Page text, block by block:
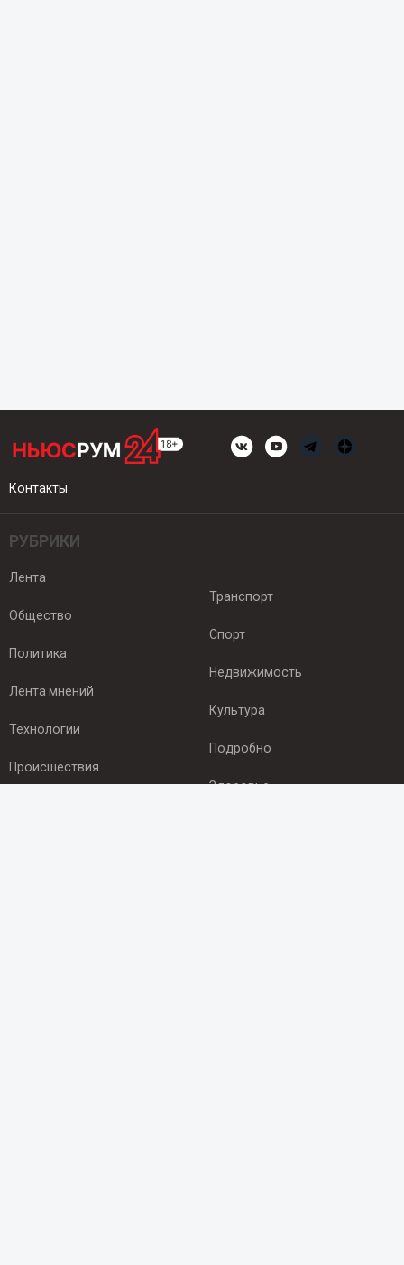
Контакты
РУБРИКИ
Лента
Общество
Политика
Лента мнений
Технологии
Происшествия
Транспорт
Спорт
Недвижимость
Культура
Подробно
Здоровье